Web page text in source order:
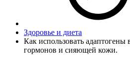
Здоровье и диета
Как использовать адаптогены
гормонов и сияющей кожи.